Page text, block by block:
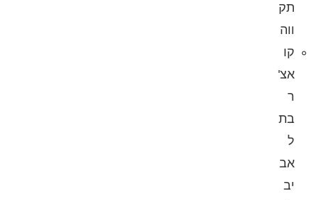
תק
ווה
קו
אצ'
ר
בת
ל
אב
יב